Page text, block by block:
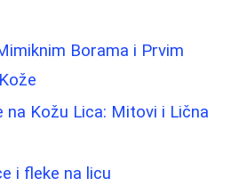
Borama i Prvim
na Kožu Lica: Mitovi i Lična
i fleke na licu